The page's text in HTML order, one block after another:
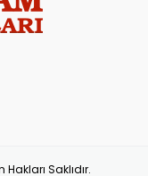
Hakları Saklıdır.